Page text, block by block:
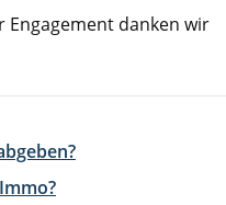
danken wir